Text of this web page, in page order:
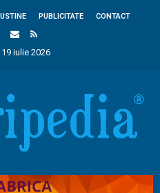
PUBLICITATE CONTACT
iulie 2026